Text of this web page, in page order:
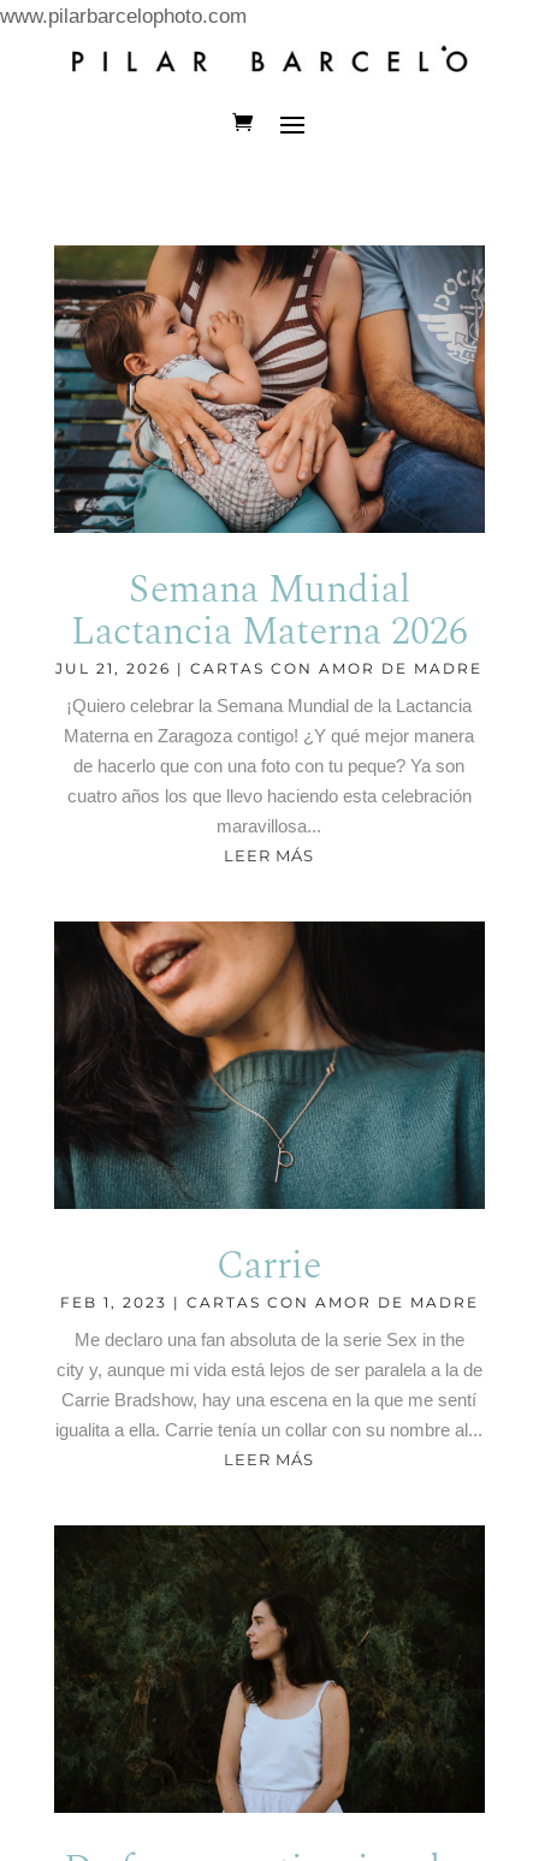
www.pilarbarcelophoto.com
Semana Mundial
Lactancia Materna 2026
JUL 21, 2026 |CARTAS CON AMOR DE MADRE
¡Quiero celebrar la Semana Mundial de la Lactancia
Materna en Zaragoza contigo! ¿Y qué mejor manera
de hacerlo que con una foto con tu peque? Ya son
cuatro años los que llevo haciendo esta celebración
maravillosa...
LEER MÁS
Carrie
FEB 1, 2023 | CARTAS CON AMOR DE MADRE
Me declaro una fan absoluta de la serie Sex in the
city y, aunque mi vida está lejos de ser paralela a la de
Carrie Bradshow, hay una escena en la que me sentí
igualita a ella. Carrie tenía un collar con su nombre al...
LEER MÁS